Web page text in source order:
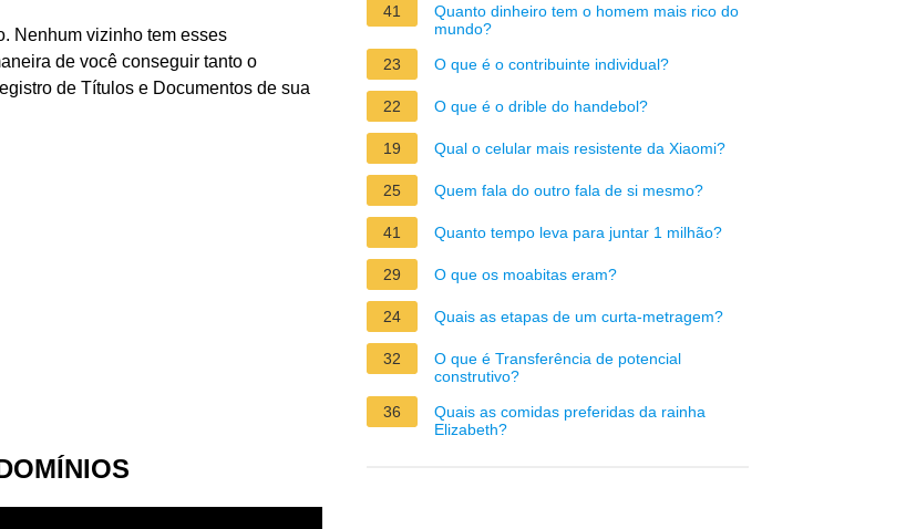
Nenhum vizinho tem esses
de você conseguir tanto o
de Títulos e Documentos de sua
41
Quanto dinheiro tem o homem mais rico do
mundo?
23
O que é o contribuinte individual?
22 O que é o drible do handebol?
19 Qual o celular mais resistente da Xiaomi?
25 Quem fala do outro fala de si mesmo?
41 Quanto tempo leva para juntar 1 milhão?
29 O que os moabitas eram?
24 Quais as etapas de um curta-metragem?
32
O que é Transferência de potencial
construtivo?
36
Quais as comidas preferidas da rainha
Elizabeth?